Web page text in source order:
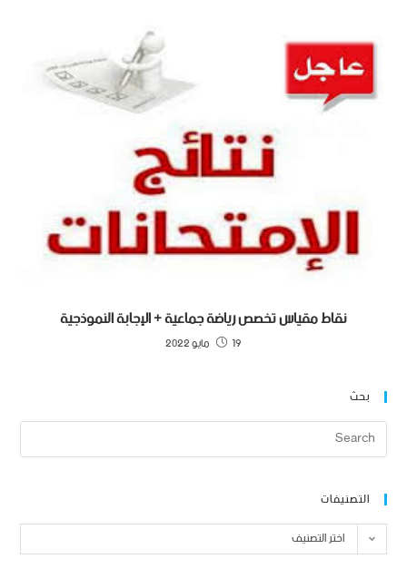
نقاط مقياس تخصص رياضة جماعية + الإجابة النموذجية
19 مايو 2022
بحث
التصنيفات
اختر التصنيف